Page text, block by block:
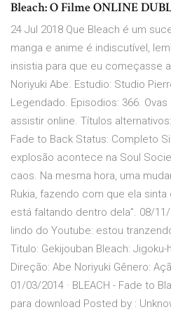
Bleach: O Filme ONLINE
24 Jul 2018 Que Bleach é um
manga e anime é indiscutível,
insistia para que eu começasse
Noriyuki Abe. Estudio: Studio
Legendado. Episodios: 366.
assistir online. Títulos
Fade to Back Status: Completo
explosão acontece na Soul
caos. Na mesma hora, uma
Rukia, fazendo com que ela
está faltando dentro dela”. 08/
lindo do Youtube: estou
Titulo: Gekijouban Bleach:
Direção: Abe Noriyuki Gênero:
01/03/2014 · BLEACH - Fade to
para download Posted by :